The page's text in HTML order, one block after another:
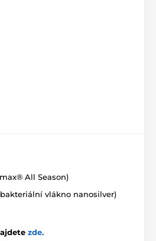
All Season)
vlákno nanosilver)
zde.